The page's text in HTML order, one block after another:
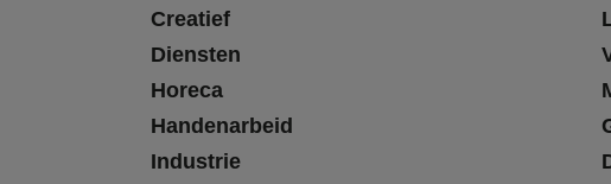
Creatief
Diensten
Horeca
Handenarbeid
Industrie